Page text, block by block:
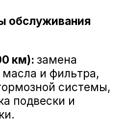
BMW X3
ГУР BMW X3